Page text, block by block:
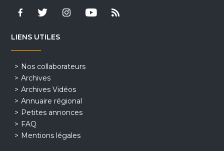
LIENS UTILES
Nos collaborateurs
Archives
Archives Vidéos
Annuaire régional
Petites annonces
FAQ
Mentions légales